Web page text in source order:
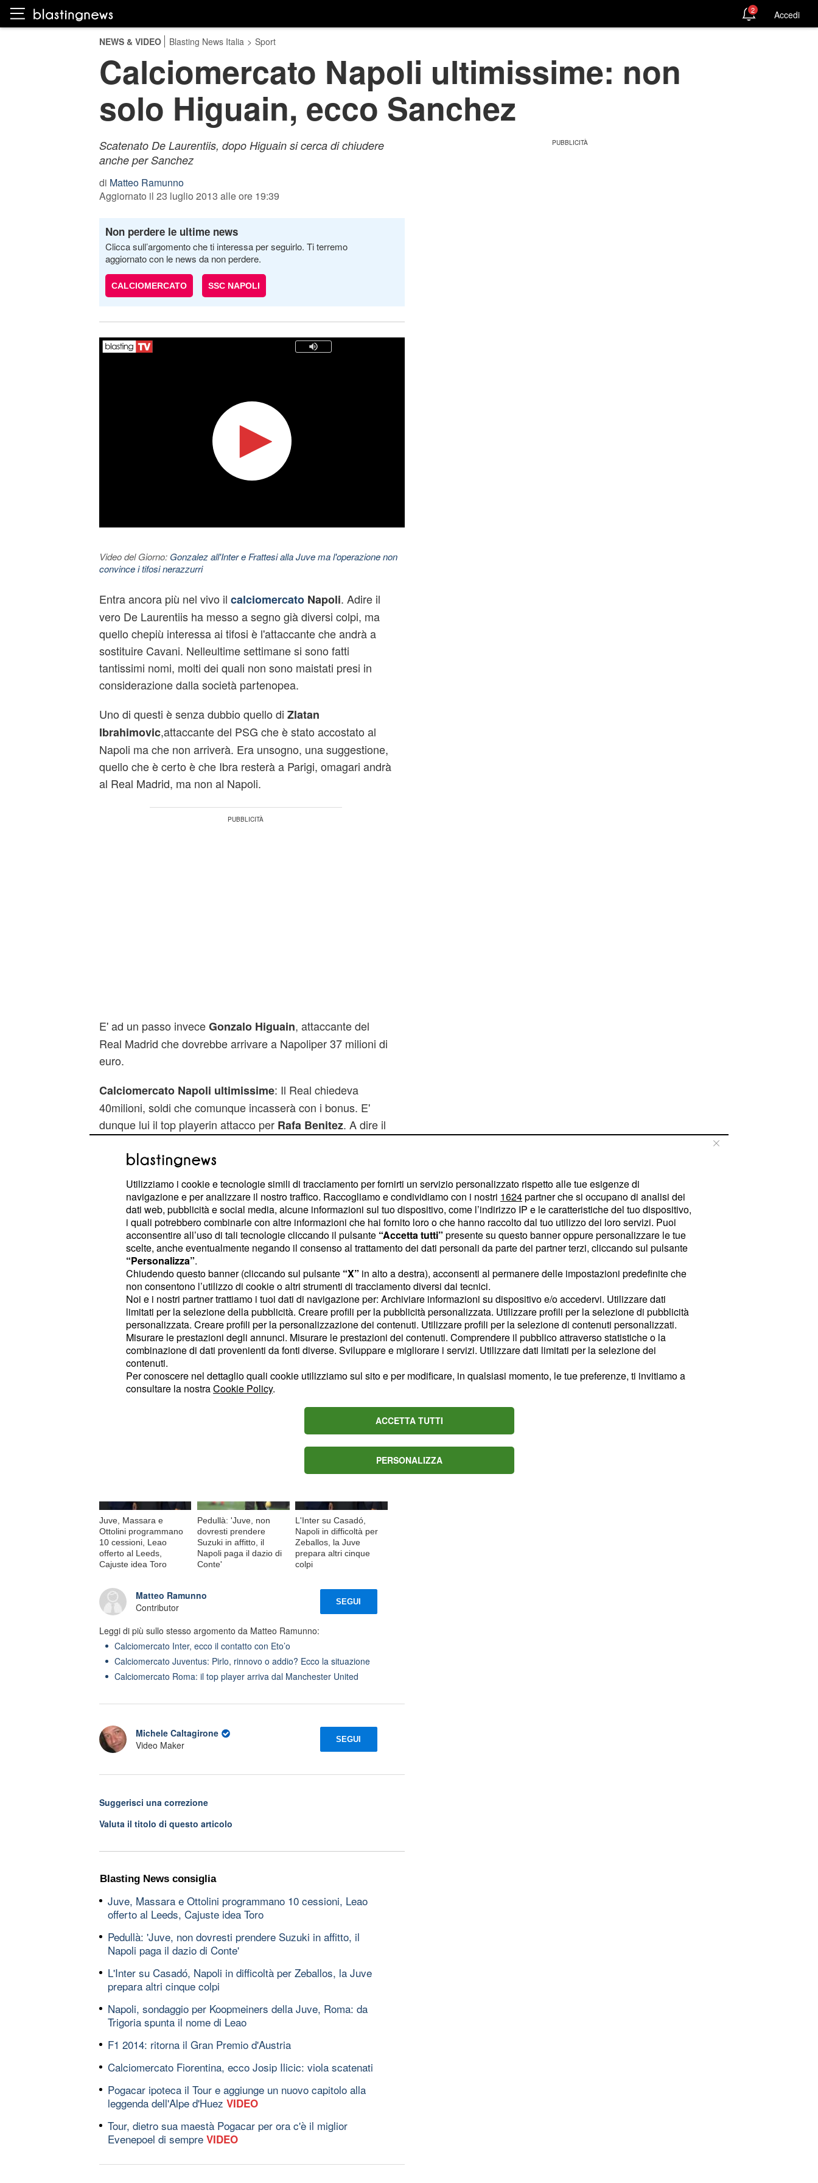
2 Accedi
NEWS & VIDEO Blasting News Italia > Sport
Calciomercato Napoli ultimissime: non
solo Higuain, ecco Sanchez
Scatenato De Laurentiis, dopo Higuain si cerca di chiudere
anche per Sanchez
di Matteo Ramunno
Aggiornato il 23 luglio 2013 alle ore 19:39
Non perdere le ultime news
Clicca sull’argomento che ti interessa per seguirlo. Ti terremo
aggiornato con le news da non perdere.
CALCIOMERCATO SSC NAPOLI
Video del Giorno: Gonzalez all'Inter e Frattesi alla Juve ma l'operazione non
convince i tifosi nerazzurri
Entra ancora più nel vivo il calciomercato Napoli. Adire il
vero De Laurentiis ha messo a segno già diversi colpi, ma
quello chepiù interessa ai tifosi è l'attaccante che andrà a
sostituire Cavani. Nelleultime settimane si sono fatti
tantissimi nomi, molti dei quali non sono maistati presi in
considerazione dalla società partenopea.
Uno di questi è senza dubbio quello di Zlatan
Ibrahimovic,attaccante del PSG che è stato accostato al
Napoli ma che non arriverà. Era unsogno, una suggestione,
quello che è certo è che Ibra resterà a Parigi, omagari andrà
al Real Madrid, ma non al Napoli.
E' ad un passo inveceGonzalo Higuain, attaccante del
Real Madrid che dovrebbe arrivare a Napoliper 37 milioni di
euro.
Calciomercato Napoli ultimissime: Il Real chiedeva
40milioni, soldi che comunque incasserà con i bonus. E'
dunque lui il top playerin attacco per Rafa Benitez. A dire il
ma l'Internacional non ne havoluto sapere di accettare i 22
milioni di euro offerti dal Napoli, chiedendonealmeno 25 se
non di più. I problemi legati a Damiao poi, sono
caratterizzatianche dai diritti d'immagine, diritti che il
giocatore vuole tenere per sé.
Ma Higuain potrebbe non essere l'unico top player.
Secondoquanto riferito da TuttoSport, il Napoli sarebbe
anche suAlexisSanchez,attaccante del Barcellona che
potrebbe giocare poco e nulla con l'arrivo diNeymar. Per la
sua cessione però, il Barcellona chiede almeno 25 milioni
dieuro, dopo averne spesi 40 per strapparlo all'Udinese.
© RIPRODUZIONE VIETATA
Juve, Massara e
Ottolini programmano
10 cessioni, Leao
offerto al Leeds,
Cajuste idea Toro
Pedullà: 'Juve, non
dovresti prendere
Suzuki in affitto, il
Napoli paga il dazio di
Conte'
L'Inter su Casadó,
Napoli in difficoltà per
Zeballos, la Juve
prepara altri cinque
colpi
Matteo Ramunno
Contributor
SEGUI
Leggi di più sullo stesso argomento da Matteo Ramunno:
Calciomercato Inter, ecco il contatto con Eto’o
Calciomercato Juventus: Pirlo, rinnovo o addio? Ecco la situazione
Calciomercato Roma: il top player arriva dal Manchester United
Michele Caltagirone
Video Maker
SEGUI
Suggerisci una correzione
Valuta il titolo di questo articolo
Blasting News consiglia
Juve, Massara e Ottolini programmano 10 cessioni, Leao
offerto al Leeds, Cajuste idea Toro
Pedullà: 'Juve, non dovresti prendere Suzuki in affitto, il
Napoli paga il dazio di Conte'
L'Inter su Casadó, Napoli in difficoltà per Zeballos, la Juve
prepara altri cinque colpi
Napoli, sondaggio per Koopmeiners della Juve, Roma: da
Trigoria spunta il nome di Leao
F1 2014: ritorna il Gran Premio d'Austria
Calciomercato Fiorentina, ecco Josip Ilicic: viola scatenati
Pogacar ipoteca il Tour e aggiunge un nuovo capitolo alla
leggenda dell'Alpe d'Huez VIDEO
Tour, dietro sua maestà Pogacar per ora c'è il miglior
Evenepoel di sempre VIDEO
Utilizziamo i cookie e tecnologie simili di tracciamento per fornirti un servizio personalizzato rispetto alle tue esigenze di
navigazione e per analizzare il nostro traffico. Raccogliamo e condividiamo con i nostri 1624partner che si occupano di analisi dei
dati web, pubblicità e social media, alcune informazioni sul tuo dispositivo, come l’indirizzo IP e le caratteristiche del tuo dispositivo,
i quali potrebbero combinarle con altre informazioni che hai fornito loro o che hanno raccolto dal tuo utilizzo dei loro servizi. Puoi
acconsentire all’uso di tali tecnologie cliccando il pulsante “Accetta tutti” presente su questo banner oppure personalizzare le tue
scelte, anche eventualmente negando il consenso al trattamento dei dati personali da parte dei partner terzi, cliccando sul pulsante
“Personalizza”.
Chiudendo questo banner (cliccando sul pulsante “X” in alto a destra), acconsenti al permanere delle impostazioni predefinite che
non consentono l’utilizzo di cookie o altri strumenti di tracciamento diversi dai tecnici.
Noi e i nostri partner trattiamo i tuoi dati di navigazione per: Archiviare informazioni su dispositivo e/o accedervi. Utilizzare dati
limitati per la selezione della pubblicità. Creare profili per la pubblicità personalizzata. Utilizzare profili per la selezione di pubblicità
personalizzata. Creare profili per la personalizzazione dei contenuti. Utilizzare profili per la selezione di contenuti personalizzati.
Misurare le prestazioni degli annunci. Misurare le prestazioni dei contenuti. Comprendere il pubblico attraverso statistiche o la
combinazione di dati provenienti da fonti diverse. Sviluppare e migliorare i servizi. Utilizzare dati limitati per la selezione dei
contenuti.
Per conoscere nel dettaglio quali cookie utilizziamo sul sito e per modificare, in qualsiasi momento, le tue preferenze, ti invitiamo a
consultare la nostraCookie Policy.
ACCETTA TUTTI
PERSONALIZZA